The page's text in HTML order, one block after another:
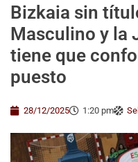
Bizkaia sin
Masculino y la
tiene que
puesto
28/12/2025 1:20 pm